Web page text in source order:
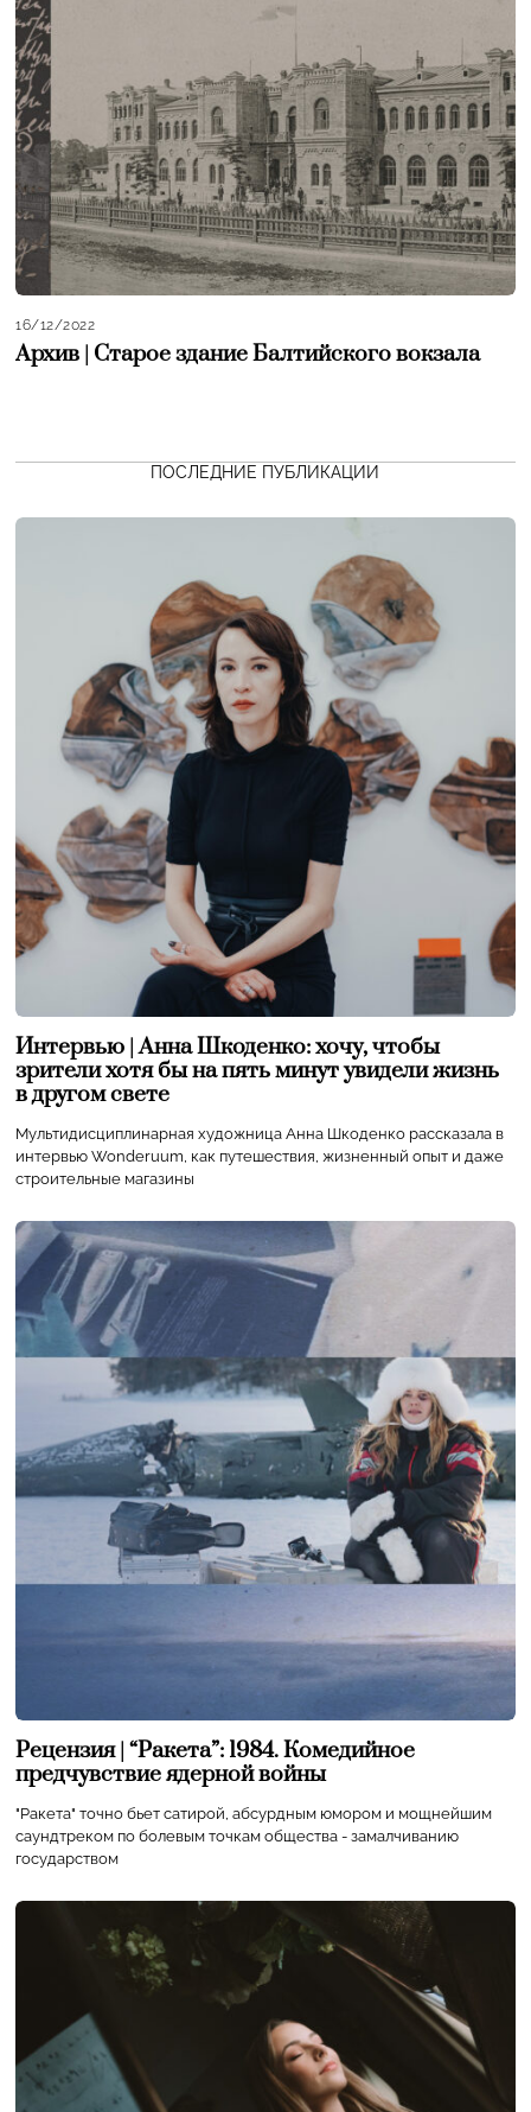
16/12/2022
Архив | Старое здание Балтийского вокзала
ПОСЛЕДНИЕ ПУБЛИКАЦИИ
Интервью | Анна Шкоденко: хочу, чтобы
зрители хотя бы на пять минут увидели жизнь
в другом свете
Мультидисциплинарная художница Анна Шкоденко рассказала в
интервью Wonderuum, как путешествия, жизненный опыт и даже
строительные магазины
Рецензия | “Ракета”: 1984. Комедийное
предчувствие ядерной войны
"Ракета" точно бьет сатирой, абсурдным юмором и мощнейшим
саундтреком по болевым точкам общества - замалчиванию
государством